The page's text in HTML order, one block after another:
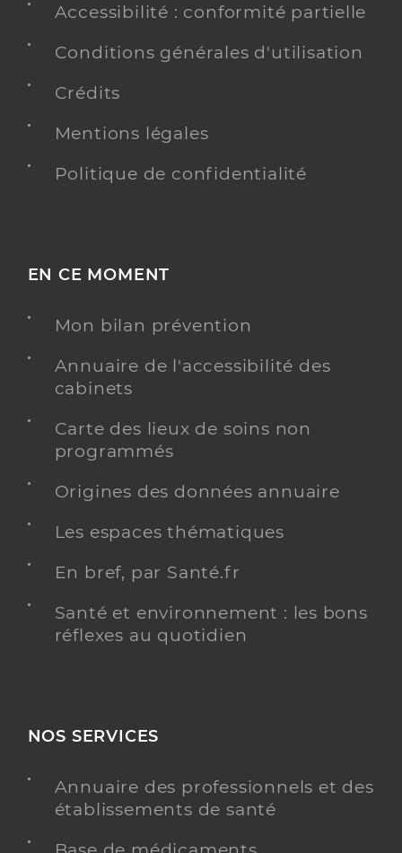
Accessibilité : conformité partielle
Conditions générales d'utilisation
Crédits
Mentions légales
Politique de confidentialité
EN CE MOMENT
Mon bilan prévention
Annuaire de l'accessibilité des
cabinets
Carte des lieux de soins non
programmés
Origines des données annuaire
Les espaces thématiques
En bref, par Santé.fr
Santé et environnement : les bons
réflexes au quotidien
NOS SERVICES
Annuaire des professionnels et des
établissements de santé